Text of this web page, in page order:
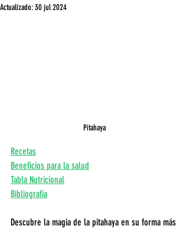
Actualizado:30 jul 2024
Pitahaya
Recetas
Beneficios para la salud
Tabla Nutricional
Bibliografía
Descubre la magia de la pitahaya en su forma más